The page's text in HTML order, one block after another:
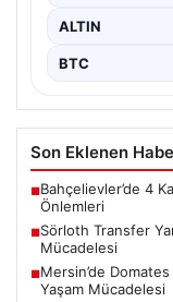
ALTIN
BTC
Son Eklenen
■Bahçelievler’de 4
Önlemleri
■Sörloth Transfer
Mücadelesi
■Mersin’de
Yaşam Mücadelesi